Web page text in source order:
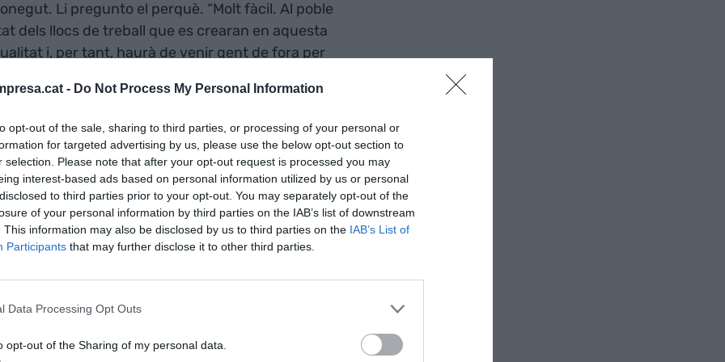
- Do Not Process My Personal Information
opt-out of the sale, sharing to third parties, or processing of your personal or
for targeted advertising by us, please use the below opt-out section to
selection. Please note that after your opt-out request is processed you may
interest-based ads based on personal information utilized by us or personal
to third parties prior to your opt-out. You may separately opt-out of the
of your personal information by third parties on the IAB’s list of downstream
This information may also be disclosed by us to third parties on the IAB’s List of
Participants that may further disclose it to other third parties.
Data Processing Opt Outs
opt-out of the Sharing of my personal data.
Li pregunto el perquè. “Molt fàcil. Al poble
dels llocs de treball que es crearan en aquesta
i, per tant, haurà de venir gent de fora per
tan malament, seran coberts per immigrants
de pisos pastera”. Penso que té raó. “Tot
que
del
creem llocs
no hi és.
d’ençà del principi del mil·lenni: creem